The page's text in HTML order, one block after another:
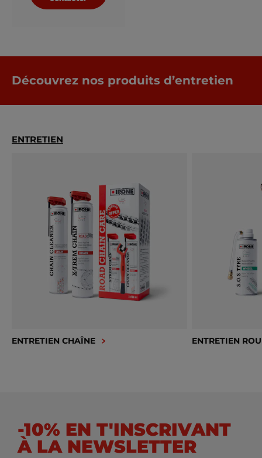
Découvrez nos produits d’entretien
ENTRETIEN
ENTRETIEN CHAÎNE ENTRETIEN
-10% EN T'INSCRIVANT
À LA NEWSLETTER